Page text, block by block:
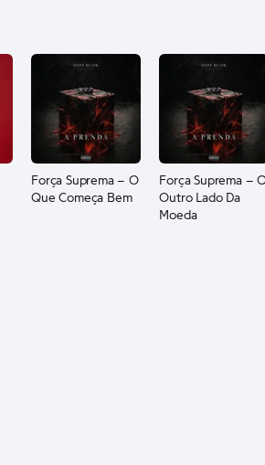
Força Suprema – O
Que Começa Bem
Força Suprema –
Outro Lado Da
Moeda